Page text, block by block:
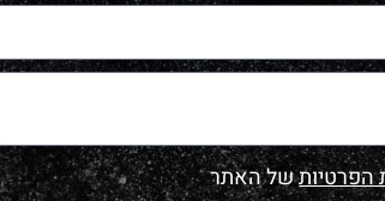
הפרטיותשל האתר